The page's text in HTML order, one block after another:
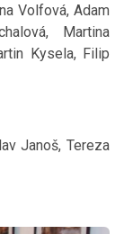
Volfová, Adam
Martina
Kysela, Filip
Janoš, Tereza